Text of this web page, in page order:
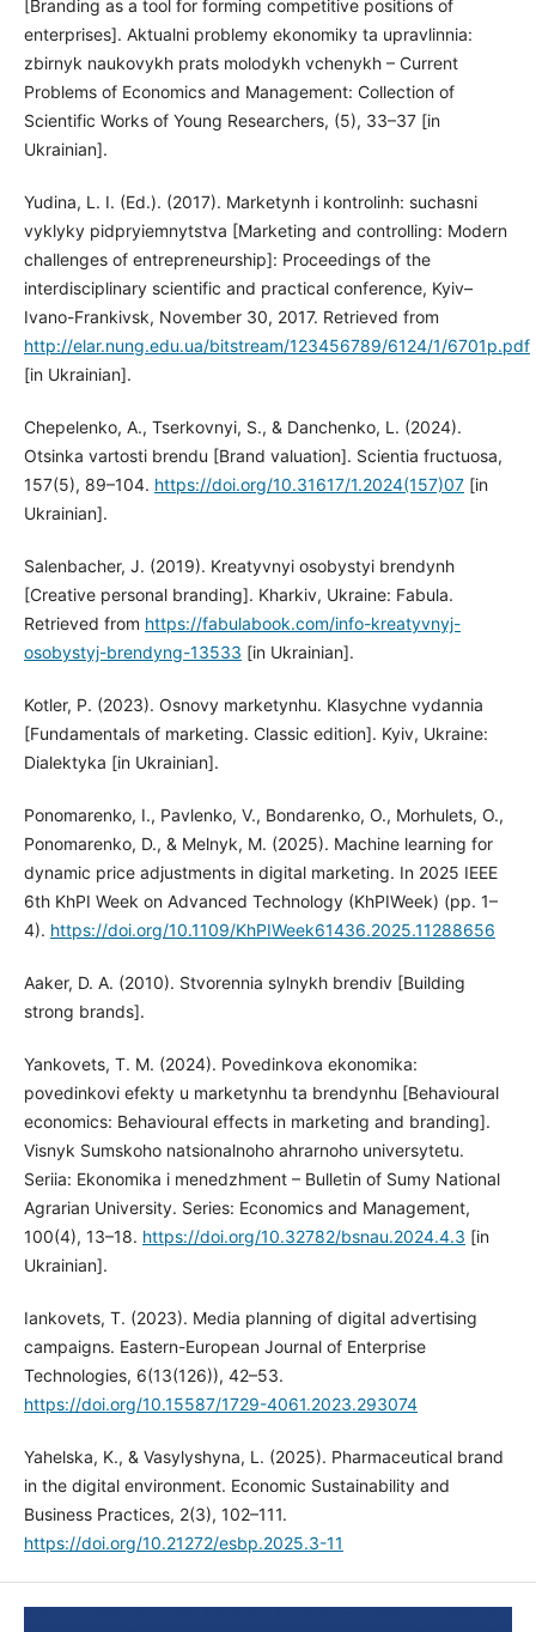
[Branding as a tool for forming competitive positions of
enterprises]. Aktualni problemy ekonomiky ta upravlinnia:
zbirnyk naukovykh prats molodykh vchenykh – Current
Problems of Economics and Management: Collection of
Scientific Works of Young Researchers, (5), 33–37 [in
Ukrainian].
Yudina, L. I. (Ed.). (2017). Marketynh i kontrolinh: suchasni
vyklyky pidpryiemnytstva [Marketing and controlling: Modern
challenges of entrepreneurship]: Proceedings of the
interdisciplinary scientific and practical conference, Kyiv–
Ivano-Frankivsk, November 30, 2017. Retrieved from
http://elar.nung.edu.ua/bitstream/123456789/6124/1/6701p.pdf
[in Ukrainian].
Chepelenko, A., Tserkovnyi, S., & Danchenko, L. (2024).
Otsinka vartosti brendu [Brand valuation]. Scientia fructuosa,
157(5), 89–104. https://doi.org/10.31617/1.2024(157)07[in
Ukrainian].
Salenbacher, J. (2019). Kreatyvnyi osobystyi brendynh
[Creative personal branding]. Kharkiv, Ukraine: Fabula.
Retrieved from https://fabulabook.com/info-kreatyvnyj-
osobystyj-brendyng-13533 [in Ukrainian].
Kotler, P. (2023). Osnovy marketynhu. Klasychne vydannia
[Fundamentals of marketing. Classic edition]. Kyiv, Ukraine:
Dialektyka [in Ukrainian].
Ponomarenko, I., Pavlenko, V., Bondarenko, O., Morhulets, O.,
Ponomarenko, D., & Melnyk, M. (2025). Machine learning for
dynamic price adjustments in digital marketing. In 2025 IEEE
6th KhPI Week on Advanced Technology (KhPIWeek) (pp. 1–
4). https://doi.org/10.1109/KhPIWeek61436.2025.11288656
Aaker, D. A. (2010). Stvorennia sylnykh brendiv [Building
strong brands].
Yankovets, T. M. (2024). Povedinkova ekonomika:
povedinkovi efekty u marketynhu ta brendynhu [Behavioural
economics: Behavioural effects in marketing and branding].
Visnyk Sumskoho natsionalnoho ahrarnoho universytetu.
Seriia: Ekonomika i menedzhment – Bulletin of Sumy National
Agrarian University. Series: Economics and Management,
100(4), 13–18. https://doi.org/10.32782/bsnau.2024.4.3 [in
Ukrainian].
Iankovets, T. (2023). Media planning of digital advertising
campaigns. Eastern-European Journal of Enterprise
Technologies, 6(13(126)), 42–53.
https://doi.org/10.15587/1729-4061.2023.293074
Yahelska, K., & Vasylyshyna, L. (2025). Pharmaceutical brand
in the digital environment. Economic Sustainability and
Business Practices, 2(3), 102–111.
https://doi.org/10.21272/esbp.2025.3-11